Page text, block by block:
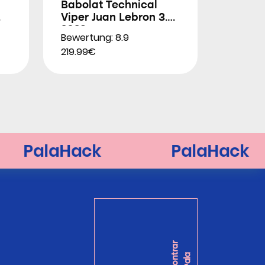
Babolat Technical
Viper Juan Lebron 3.0
Bewertung: 8.9
219.99€